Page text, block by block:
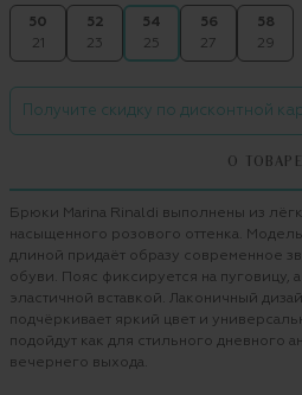
50
21
52
23
54
25
56
27
58
29
Получите скидку по дисконтной
О ТОВАРЕ
Брюки Marina Rinaldi выполнены из
насыщенного розового оттенка.
длиной придаёт образу современное
обуви. Пояс фиксируется на пуговицу,
эластичной вставкой. Лаконичный
подчёркивает яркий цвет и
подойдут как для стильного дневного
вечернего выхода.